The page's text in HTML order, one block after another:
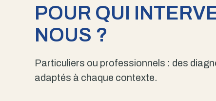
POUR QUI
NOUS ?
Particuliers ou professionnels : des
adaptés à chaque contexte.